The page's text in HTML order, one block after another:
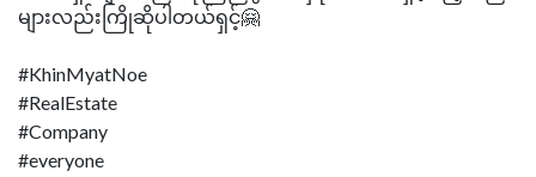
များလည်းကြိုဆိုပါတယ်ရှင့်🤗
#KhinMyatNoe
#RealEstate
#Company
#everyone